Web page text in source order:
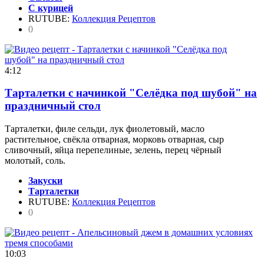
С курицей
RUTUBE: Коллекция Рецептов
0
4:12
Тарталетки с начинкой "Селёдка под шубой" на
праздничный стол
Тарталетки, филе сельди, лук фиолетовый, масло
растительное, свёкла отварная, морковь отварная, сыр
сливочный, яйца перепелиные, зелень, перец чёрный
молотый, соль.
Закуски
Тарталетки
RUTUBE: Коллекция Рецептов
0
10:03